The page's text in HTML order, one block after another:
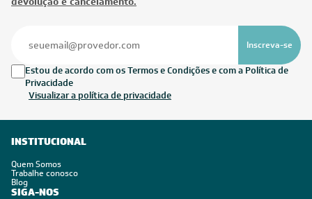
Inscreva-se
Estou de acordo com os Termos e Condições e com a Política de
Privacidade
Visualizar a política de privacidade
INSTITUCIONAL
Quem Somos
Trabalhe conosco
Blog
SIGA-NOS